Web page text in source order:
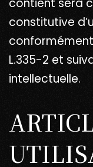
contient sera
constitutive
L.335-2 et
intellectuelle.